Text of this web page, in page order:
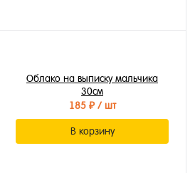
Облако на выписку мальчика
30см
185 ₽/ шт
В корзину